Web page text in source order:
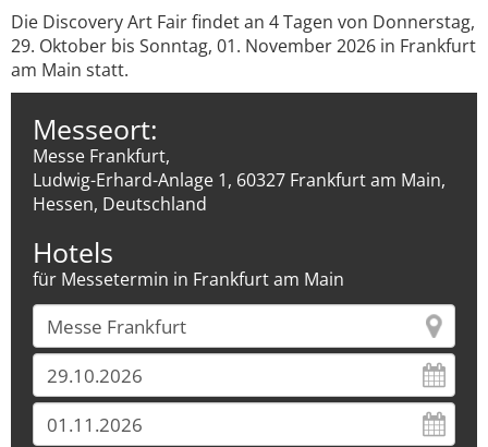
Die Discovery Art Fair findet an 4 Tagen von Donnerstag,
29. Oktober bis Sonntag, 01. November 2026 in Frankfurt
am Main statt.
Messeort:
Messe Frankfurt,
Ludwig-Erhard-Anlage 1, 60327 Frankfurt am Main,
Hessen, Deutschland
Hotels
für Messetermin in Frankfurt am Main